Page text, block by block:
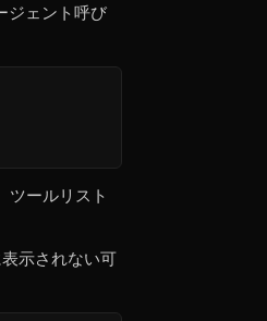
ジェント呼び
ツールリスト
示されない可